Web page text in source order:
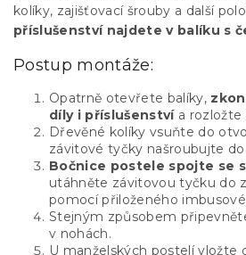
kolíky, zajišťovací šrouby a další
příslušenství najdete v balíku s
Postup montáže:
Opatrně otevřete balíky,
díly i příslušenstvía rozložte
Dřevěné kolíky vsuňte do
závitové tyčky našroubujte
Bočnice postele spojte se
utáhněte závitovou tyčku do
pomocí přiloženého
Stejným způsobem
v nohách.
U manželských postelí vložte